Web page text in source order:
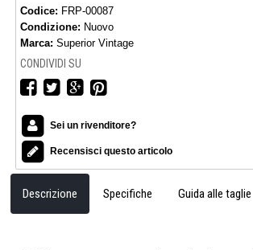
Codice: FRP-00087
Condizione: Nuovo
Marca: Superior Vintage
CONDIVIDI SU
Sei un rivenditore?
Recensisci questo articolo
Descrizione Specifiche Guida alle taglie